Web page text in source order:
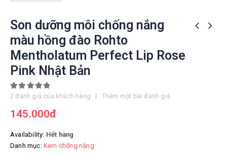
Son dưỡng môi chống nắng
màu hồng đào Rohto
Mentholatum Perfect Lip Rose
Pink Nhật Bản
5.00out of 5
2 đánh giá của khách hàng | Thêm một bài đánh giá
145.000đ
Availability: Hết hàng
Danh mục: Kem chống nắng